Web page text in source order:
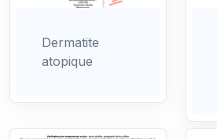
Dermatite
atopique